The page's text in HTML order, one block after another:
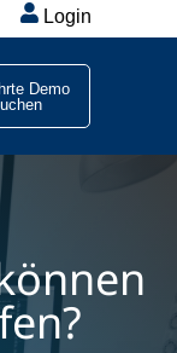
Login
Demo